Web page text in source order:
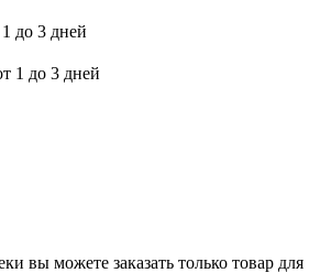
до 3 дней
1 до 3 дней
вы можете заказать только товар для